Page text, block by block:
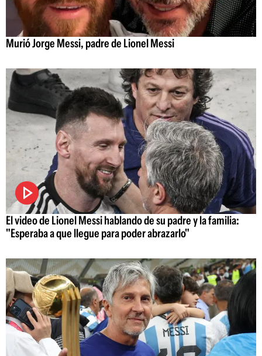
Murió Jorge Messi, padre de Lionel Messi
El video de Lionel Messi hablando de su padre y la familia:
"Esperaba a que llegue para poder abrazarlo"